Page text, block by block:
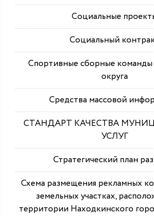
Социальные
Социальный
Спортивные сборные команды
округа
Средства массовой
СТАНДАРТ КАЧЕСТВА
УСЛУГ
Стратегический план
Схема размещения рекламных
земельных участках,
территории Находкинского